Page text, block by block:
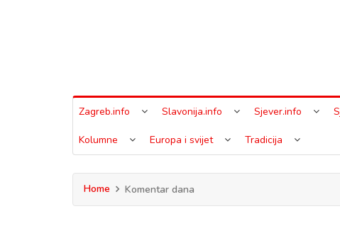
Zagreb.info Slavonija.info Sjever.info
Kolumne Europa i svijet Tradicija
Home Komentar dana